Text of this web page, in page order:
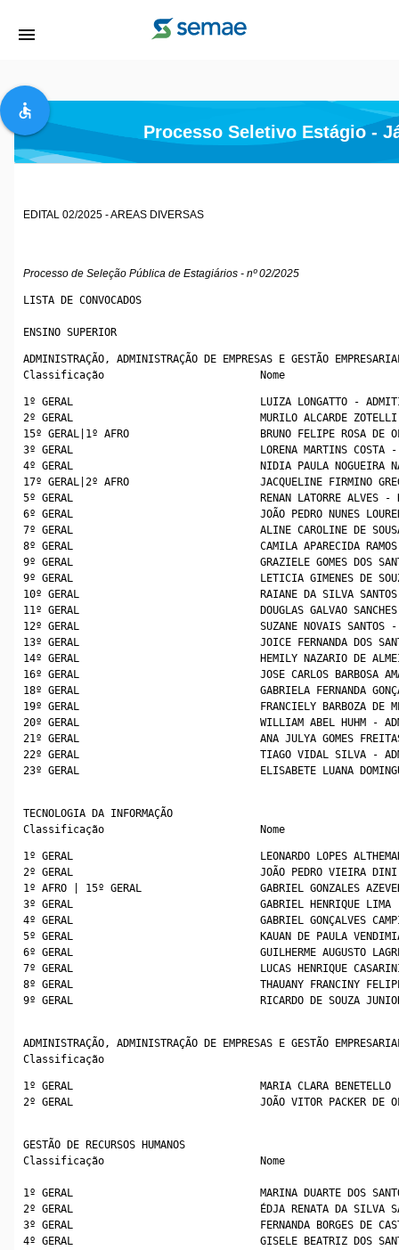
menu
accessible
Processo Seletivo Estágio -
EDITAL 02/2025 - AREAS DIVERSAS
Processo de Seleção Pública de Estagiários - nº 02/2025
LISTA DE CONVOCADOS
ENSINO SUPERIOR
ADMINISTRAÇÃO, ADMINISTRAÇÃO DE EMPRESAS E GESTÃO
Classificação                         Nome
1º GERAL                              LUIZA LONGATTO -
2º GERAL                              MURILO ALCARDE ZOTELLI -
15º GERAL|1º AFRO                     BRUNO FELIPE ROSA DE
3º GERAL                              LORENA MARTINS COSTA -
4º GERAL                              NIDIA PAULA NOGUEIRA
17º GERAL|2º AFRO                     JACQUELINE FIRMINO
5º GERAL                              RENAN LATORRE ALVES -
6º GERAL                              JOÃO PEDRO NUNES
7º GERAL                              ALINE CAROLINE DE SOUSA
8º GERAL                              CAMILA APARECIDA RAMOS
9º GERAL                              GRAZIELE GOMES DOS
9º GERAL                              LETICIA GIMENES DE SOUZA
10º GERAL                             RAIANE DA SILVA SANTOS -
11º GERAL                             DOUGLAS GALVAO SANCHES
12º GERAL                             SUZANE NOVAIS SANTOS -
13º GERAL                             JOICE FERNANDA DOS
14º GERAL                             HEMILY NAZARIO DE
16º GERAL                             JOSE CARLOS BARBOSA
18º GERAL                             GABRIELA FERNANDA
19º GERAL                             FRANCIELY BARBOZA DE
20º GERAL                             WILLIAM ABEL HUHM -
21º GERAL                             ANA JULYA GOMES FREITAS
22º GERAL                             TIAGO VIDAL SILVA -
23º GERAL                             ELISABETE LUANA
TECNOLOGIA DA INFORMAÇÃO
Classificação                         Nome
1º GERAL                              LEONARDO LOPES ALTHEMAN
2º GERAL                              JOÃO PEDRO VIEIRA DINI -
1º AFRO | 15º GERAL                   GABRIEL GONZALES AZEVEDO
3º GERAL                              GABRIEL HENRIQUE LIMA -
4º GERAL                              GABRIEL GONÇALVES
5º GERAL                              KAUAN DE PAULA
6º GERAL                              GUILHERME AUGUSTO
7º GERAL                              LUCAS HENRIQUE CASARINI
8º GERAL                              THAUANY FRANCINY FELIPE
9º GERAL                              RICARDO DE SOUZA JUNIOR -
ADMINISTRAÇÃO, ADMINISTRAÇÃO DE EMPRESAS E GESTÃO
Classificação
1º GERAL                              MARIA CLARA BENETELLO -
2º GERAL                              JOÃO VITOR PACKER DE
GESTÃO DE RECURSOS HUMANOS
Classificação                         Nome
1º GERAL                              MARINA DUARTE DOS
2º GERAL                              ÉDJA RENATA DA SILVA
3º GERAL                              FERNANDA BORGES DE
4º GERAL                              GISELE BEATRIZ DOS